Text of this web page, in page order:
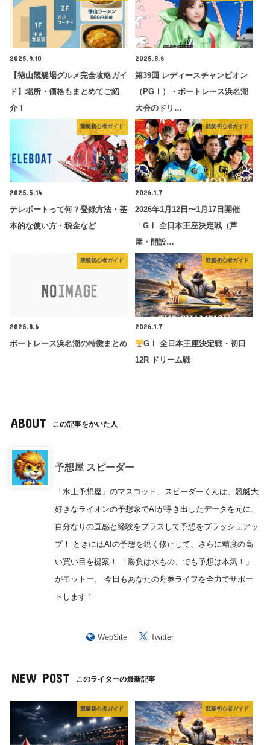
2025.9.10
【徳山競艇場グルメ完全攻略ガイ
ド】場所・価格もまとめてご紹
介！
2025.8.6
第39回 レディースチャンピオン
（PGⅠ）・ボートレース浜名湖
大会のドリ…
競艇初心者ガイド
2025.5.14
テレボートって何？登録方法・基
本的な使い方・税金など
競艇初心者ガイド
2026.1.7
2026年1月12日〜1月17日開催
「GⅠ 全日本王座決定戦（芦
屋・開設…
競艇初心者ガイド
2025.8.6
ボートレース浜名湖の特徴まとめ
競艇初心者ガイド
2026.1.7
GⅠ 全日本王座決定戦・初日
12R ドリーム戦
ABOUT この記事をかいた人
予想屋 スピーダー
「水上予想屋」のマスコット、スピーダーくんは、競艇大
好きなライオンの予想家でAIが導き出したデータを元に、
自分なりの直感と経験をプラスして予想をブラッシュアッ
プ！ ときにはAIの予想を鋭く修正して、さらに精度の高
い買い目を提案！ 「勝負は水もの、でも予想は本気！」
がモットー。 今日もあなたの舟券ライフを全力でサポー
トします！
WebSite Twitter
NEW POST このライターの最新記事
競艇初心者ガイド 競艇初心者ガイド